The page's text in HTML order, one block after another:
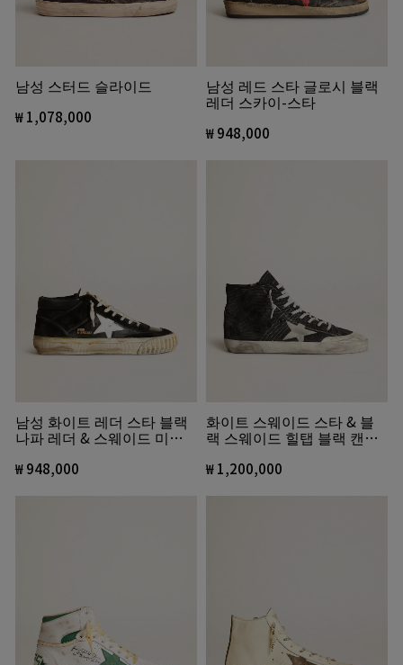
남성 스터드 슬라이드
₩ 1,078,000
남성 레드 스타 글로시 블랙
레더 스카이-스타
₩ 948,000
남성 화이트 레더 스타 블랙
나파 레더 & 스웨이드 미드
₩ 948,000
화이트 스웨이드 스타 & 블
랙 스웨이드 힐탭 블랙 캔버
₩ 1,200,000